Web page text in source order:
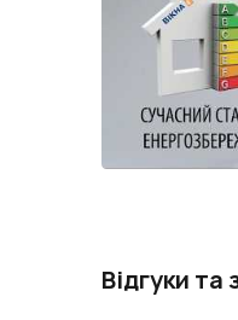
Відгуки та